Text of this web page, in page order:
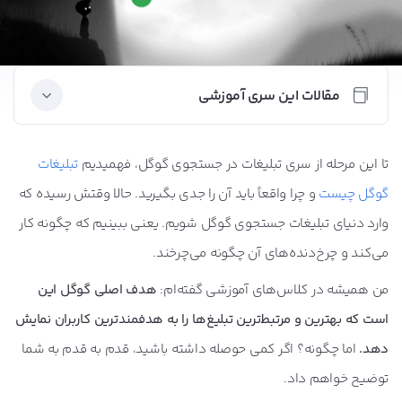
مقالات این سری آموزشی
انواع کلمات کلیدی در گوگل ادز + راهنمای انتخاب
بهترین‌ها
مهم‌ترین و پرکاربردترین مفاهیم و اصطلاحات گوگل ادز
تبلیغات گوگل ادز (ادوردز سابق) چیست؟ چگونه در آن
تبلیغ کنیم؟
با تنظیمات اصولی گوگل ادز، مخاطب را دقیق‌تر هدف‌
بگیرید
تا این مرحله از سری تبلیغات در جستجوی گوگل، فهمیدیم تبلیغات
گوگل چیست و چرا واقعاً باید آن را جدی بگیرید. حالا وقتش رسیده که
وارد دنیای تبلیغات جستجوی گوگل شویم. یعنی ببینیم که چگونه کار
می‌کند و چرخ‌دنده‌های آن چگونه می‌چرخند.
من همیشه در کلاس‌های آموزشی گفته‌ام: هدف اصلی گوگل این
است که بهترین و مرتبط‌ترین تبلیغ‌ها را به هدفمندترین کاربران نمایش
دهد. اما چگونه؟ اگر کمی حوصله داشته باشید، قدم به قدم به شما
توضیح خواهم داد.